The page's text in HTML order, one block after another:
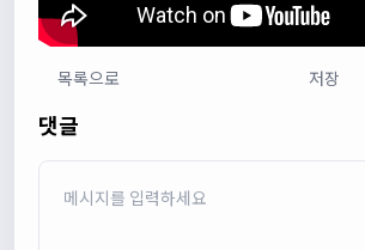
다다우운
관리자13:50:05
목록으로 저장
댓글